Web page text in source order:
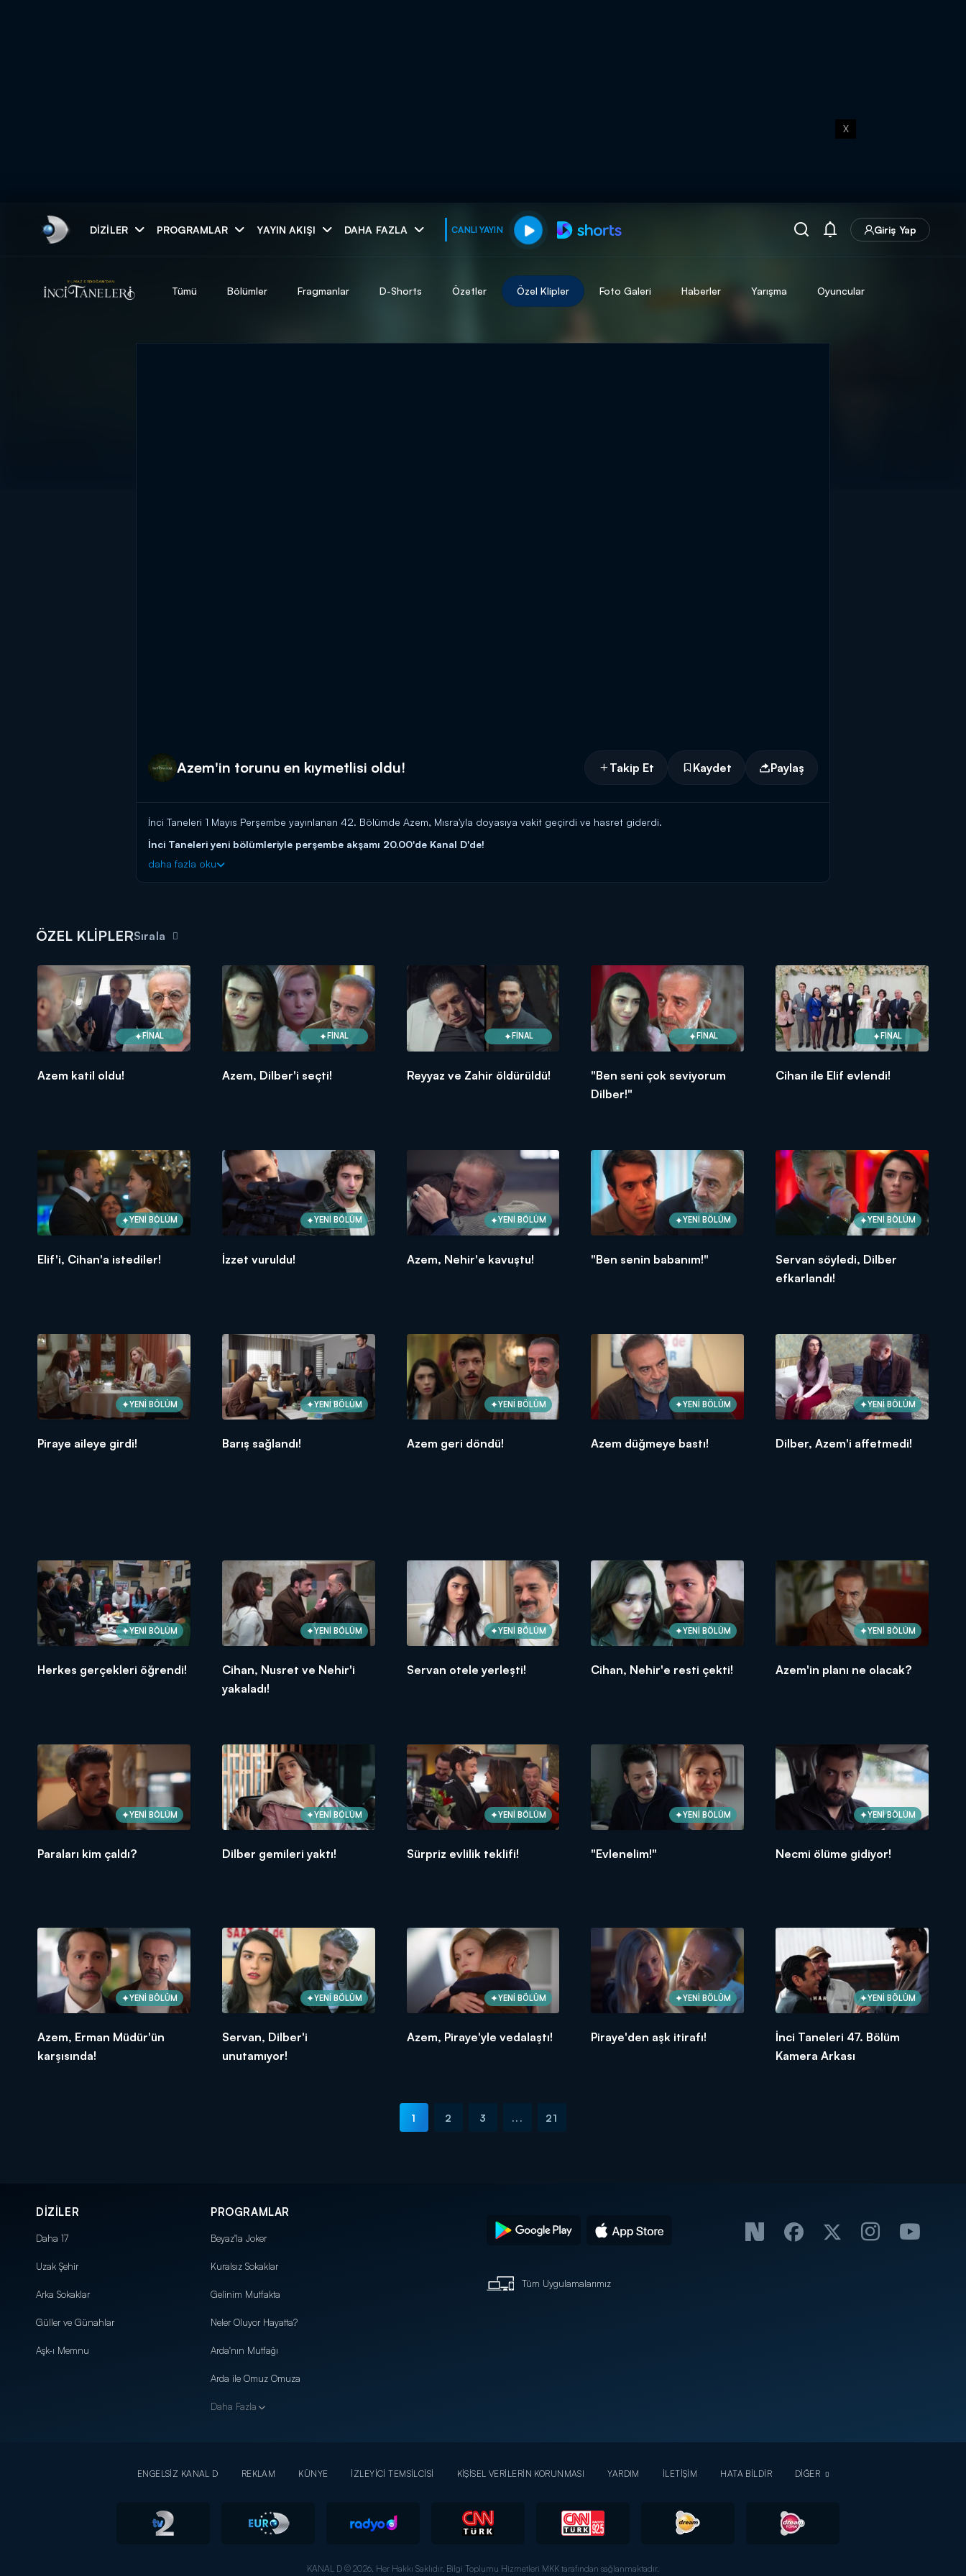
X
DIZILER PROGRAMLAR YAYIN AKIŞI DAHA FAZLA CANLI YAYIN Giriş Yap
muhteşem ikili
Tümü Bölümler Fragmanlar D-Shorts Özetler Özel Klipler Foto Galeri Haberler Yarışma Oyuncular
Azem'in torunu en kıymetlisi oldu! Takip Et Kaydet Paylaş
İnci Taneleri 1 Mayıs Perşembe yayınlanan 42. Bölümde Azem, Mısra'yla doyasıya vakit geçirdi ve hasret giderdi.
İnci Taneleri yeni bölümleriyle perşembe akşamı 20.00'de Kanal D'de!
daha fazla oku
ÖZEL KLİPLERSırala
FİNAL
Azem katil oldu!
FİNAL
Azem, Dilber'i seçti!
FİNAL
Reyyaz ve Zahir öldürüldü!
FİNAL
"Ben seni çok seviyorum
Dilber!"
FİNAL
Cihan ile Elif evlendi!
YENİ BÖLÜM
Elif'i, Cihan'a istediler!
YENİ BÖLÜM
İzzet vuruldu!
YENİ BÖLÜM
Azem, Nehir'e kavuştu!
YENİ BÖLÜM
"Ben senin babanım!"
YENİ BÖLÜM
Servan söyledi, Dilber
efkarlandı!
YENİ BÖLÜM
Piraye aileye girdi!
YENİ BÖLÜM
Barış sağlandı!
YENİ BÖLÜM
Azem geri döndü!
YENİ BÖLÜM
Azem düğmeye bastı!
YENİ BÖLÜM
Dilber, Azem'i affetmedi!
YENİ BÖLÜM
Herkes gerçekleri öğrendi!
YENİ BÖLÜM
Cihan, Nusret ve Nehir'i
yakaladı!
YENİ BÖLÜM
Servan otele yerleşti!
YENİ BÖLÜM
Cihan, Nehir'e resti çekti!
YENİ BÖLÜM
Azem'in planı ne olacak?
YENİ BÖLÜM
Paraları kim çaldı?
YENİ BÖLÜM
Dilber gemileri yaktı!
YENİ BÖLÜM
Sürpriz evlilik teklifi!
YENİ BÖLÜM
"Evlenelim!"
YENİ BÖLÜM
Necmi ölüme gidiyor!
YENİ BÖLÜM
Azem, Erman Müdür'ün
karşısında!
YENİ BÖLÜM
Servan, Dilber'i
unutamıyor!
YENİ BÖLÜM
Azem, Piraye'yle vedalaştı!
YENİ BÖLÜM
Piraye'den aşk itirafı!
YENİ BÖLÜM
İnci Taneleri 47. Bölüm
Kamera Arkası
1 2 3 ... 21
DİZİLER
Daha 17
Uzak Şehir
Arka Sokaklar
Güller ve Günahlar
Aşk-ı Memnu
PROGRAMLAR
Beyaz'la Joker
Kuralsız Sokaklar
Gelinim Mutfakta
Neler Oluyor Hayatta?
Arda'nın Mutfağı
Arda ile Omuz Omuza
Daha Fazla
Tüm Uygulamalarımız
ENGELSİZ KANAL D REKLAM KÜNYE İZLEYİCİ TEMSİLCİSİ KİŞİSEL VERİLERİN KORUNMASI YARDIM İLETİŞİM HATA BİLDİR DİĞER
KANAL D © 2026. Her Hakkı Saklıdır. Bilgi Toplumu Hizmetleri MKK tarafından sağlanmaktadır.